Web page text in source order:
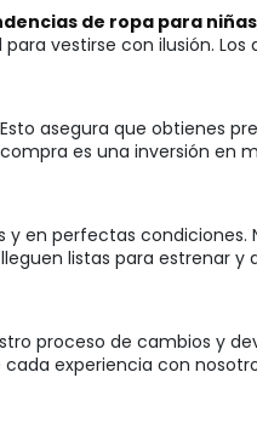
de ropa para niñas
vestirse con ilusión. Los
asegura que obtienes
es una inversión en
y en perfectas condiciones.
lleguen listas para estrenar y
proceso de cambios y
experiencia con